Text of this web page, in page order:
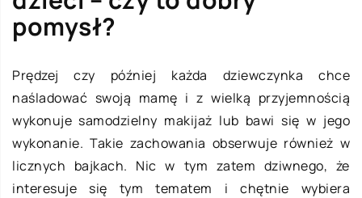
pomysł?
Prędzej czy później każda dziewczynka chce
naśladować swoją mamę i z wielką przyjemnością
wykonuje samodzielny makijaż lub bawi się w jego
wykonanie. Takie zachowania obserwuje również w
licznych bajkach. Nic w tym zatem dziwnego, że
interesuje się tym tematem i chętnie wybiera